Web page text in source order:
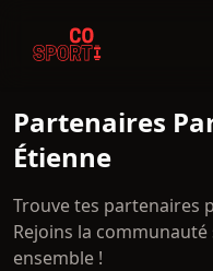
Partenaires
Étienne
Trouve tes partenaires
Rejoins la
ensemble !